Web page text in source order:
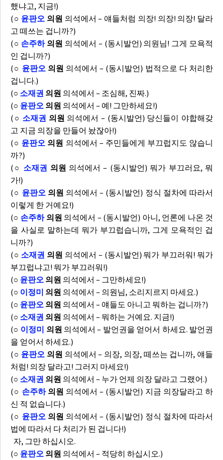
했냐고, 지금!)
(○ 윤판오 의원 의석에서 – 얘들처럼 의장! 의장! 의장! 달라
고 떼쓰는 겁니까?)
(○ 손주하의원 의석에서 – (동시발언) 의원님! 그게 모욕적
인 겁니까?)
(○ 윤판오의원 의석에서 – (동시발언) 법적으로 다 처리한
겁니다.)
(○ 소재권 의원 의석에서 – 조심해, 진짜.)
(○ 윤판오 의원 의석에서 – 예! 그만하세요!)
( ○ 소재권 의원 의석에서 – (동시발언) 당신들이 야합해갖
고 지금 의장을 만들어 놨잖아!)
(○ 윤판오 의원 의석에서 – 주민들에게 부끄럽지도 않습니
까?)
( ○ 소재권 의원 의석에서 – (동시발언) 뭐가 부끄러요, 뭐
가!)
(○ 윤판오의원 의석에서 – (동시발언) 정식 절차에 따라서
이렇게 한 거예요!)
(○ 손주하의원 의석에서 – (동시발언) 아니, 언론에 나온 것
을 사실로 말하는데 뭐가 부끄럽습니까, 그게 모욕적인 겁
니까?)
(○ 소재권 의원 의석에서 – (동시발언) 뭐가 부끄러워! 뭐가
부끄럽냐고! 뭐가 부끄러워!)
(○ 윤판오 의원 의석에서 – 그만하세요!)
(○ 이정미 의원 의석에서 – 의원님, 소리지르지 마세요.)
(○ 윤판오 의원 의석에서 – 얘들도 아니고 뭐하는 겁니까?)
(○ 소재권 의원 의석에서 – 뭐하는 거예요. 지금!)
(○ 이정미 의원 의석에서 – 발언권을 얻어서 하세요. 발언권
을 얻어서 하세요.)
(○ 윤판오 의원 의석에서 – 의장, 의장, 떼쓰는 겁니까, 얘들
처럼! 의장 달라고! 그러지 마세요!)
(○ 소재권 의원 의석에서 – 누가 언제 의장 달라고 그랬어.)
(○ 손주하의원 의석에서 – (동시발언) 지금 의장달라고 하
신 적 없습니다.)
(○ 윤판오의원 의석에서 – (동시발언) 정식 절차에 따라서
법에 따라서 다 처리가 된 겁니다!)
자, 그만 하십시오.
(○ 윤판오 의원 의석에서 – 적당히 하십시오.)